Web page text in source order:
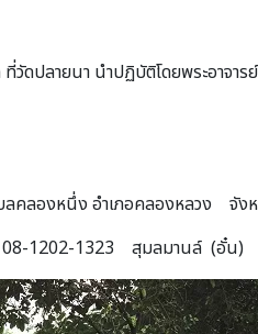
ปลายนา นำปฏิบัติโดยพระอาจา
คลองหนึ่ง อำเภอคลองหลวง จัง
08-1202-1323 สุมลมานล์ (อั๋